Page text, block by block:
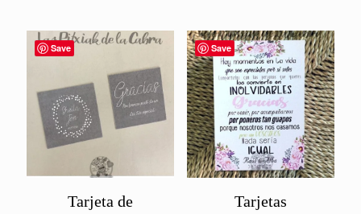
desde
hasta
0,60€
0,35€
hasta
0,60€
Save
Tarjeta de
Save
Tarjetas